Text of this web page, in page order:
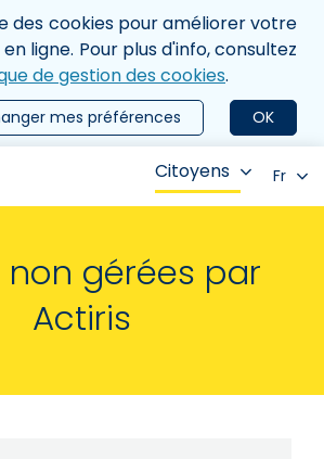
cookies
des cookies pour améliorer votre
ligne. Pour plus d'info, consultez
de gestion des cookies.
OK
mes préférences
Citoyens Fr
non gérées par
Actiris